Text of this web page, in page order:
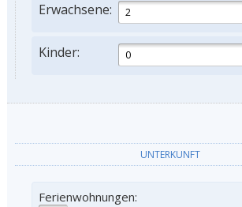
Erwachsene:
Kinder:
UNTERKUNFT
Ferienwohnungen: